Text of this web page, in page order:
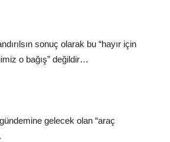
sonuç olarak bu “hayır için
o bağış” değildir…
gelecek olan “araç